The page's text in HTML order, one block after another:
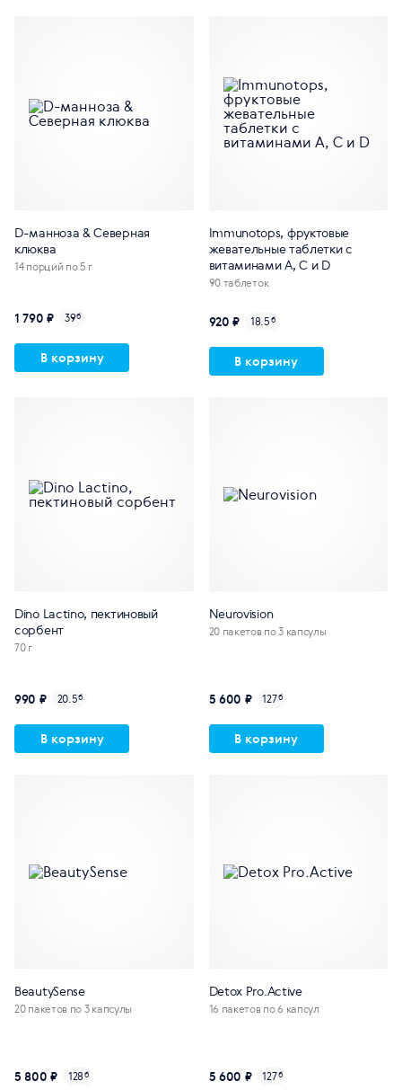
D-манноза & Северная
клюква
14 порций по 5 г
1 790 ₽ 39б
В корзину
Immunotops, фруктовые
жевательные таблетки с
витаминами A, C и D
90 таблеток
920 ₽ 18.5б
В корзину
Dino Lactino, пектиновый
сорбент
70 г
990 ₽ 20.5б
В корзину
Neurovision
20 пакетов по 3 капсулы
5 600 ₽ 127б
В корзину
BeautySense
20 пакетов по 3 капсулы
5 800 ₽ 128б
Detox Pro.Active
16 пакетов по 6 капсул
5 600 ₽ 127б